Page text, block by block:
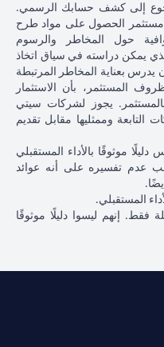
إلى كشف حسابك الرسمي.
مستثمر الحصول على مواد طرح
حول المخاطر والرسوم
يمكن دراسته في سياق اتخاذ
بعناية المخاطر المرتبطة
المستثمر، بأن الاستثمار
يجوز لشركات سيتي
وممثليها مقابل تقديم
موثوقًا بالأداء المستقبلي
عدم تفسيره على أنه عوائد
المستقبلي.
فقط. إنهم ليسوا دليلًا موثوقًا